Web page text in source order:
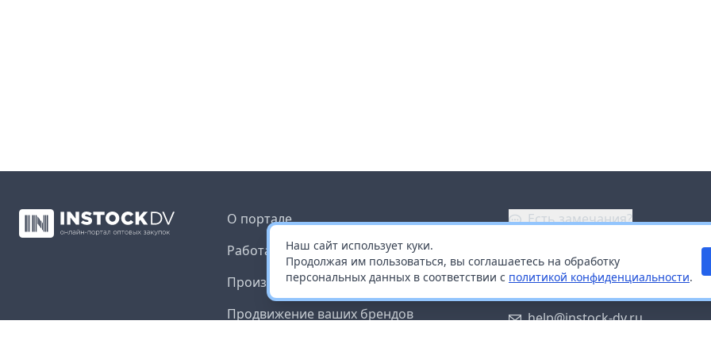
Наш сайт использует куки.
Продолжая им пользоваться, вы соглашаетесь на обработку
персональных данных в соответствии с политикой конфиденциальности.
О портале
Работа с платформой
Производителям и дистрибьюторам
Продвижение ваших брендов
Есть замечания?
Заказать звонок
help@instock-dv.ru